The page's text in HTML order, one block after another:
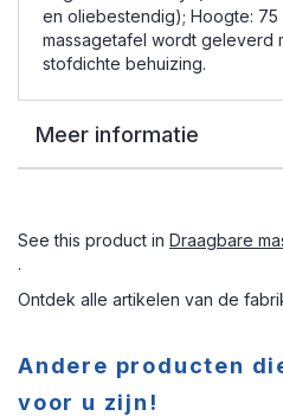
en oliebestendig); Hoogte: 75
massagetafel wordt geleverd
stofdichte behuizing.
Meer informatie
See this product in Draagbare
.
Ontdek alle artikelen van de
Andere producten
voor u zijn!